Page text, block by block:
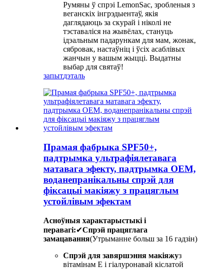
Румяны ў спрэі LemonSac, зробленыя з
веганскіх інгрэдыентаў, якія
даглядаюць за скурай і ніколі не
тэставаліся на жывёлах, стануць
ідэальным падарункам для мам, жонак,
сябровак, настаўніц і ўсіх асаблівых
жанчын у вашым жыцці. Выдатны
выбар для святаў!
запытдэталь
Прамая фабрыка SPF50+,
падтрымка ультрафіялетавага
матавага эфекту, падтрымка OEM,
воданепранікальны спрэй для
фіксацыі макіяжу з працяглым
устойлівым эфектам
Асноўныя характарыстыкі і
перавагі:✔Спрэй працяглага
замацавання(Утрыманне больш за 16 гадзін)
Спрэй для завяршэння макіяжуз
вітамінам Е і гіалуронавай кіслатой